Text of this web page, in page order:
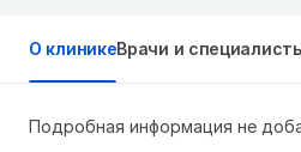
О клиникеВрачи и
Подробная информация не